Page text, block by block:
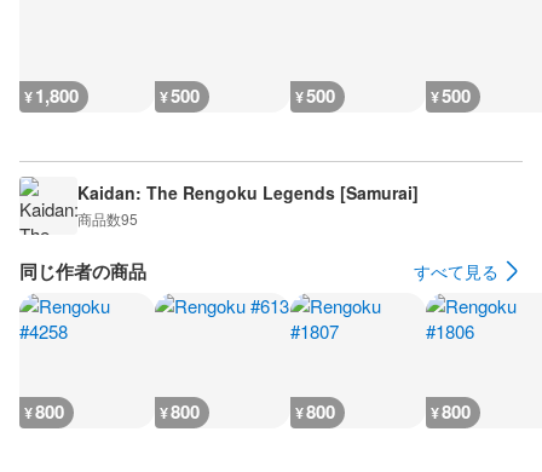
¥1,800 ¥500 ¥500 ¥500
Kaidan: The Rengoku Legends [Samurai]
商品数95
同じ作者の商品 すべて見る
¥800 ¥800 ¥800 ¥800